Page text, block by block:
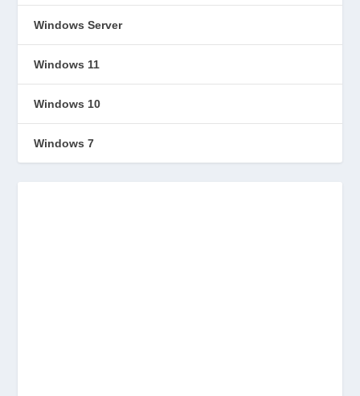
Windows Server
Windows 11
Windows 10
Windows 7